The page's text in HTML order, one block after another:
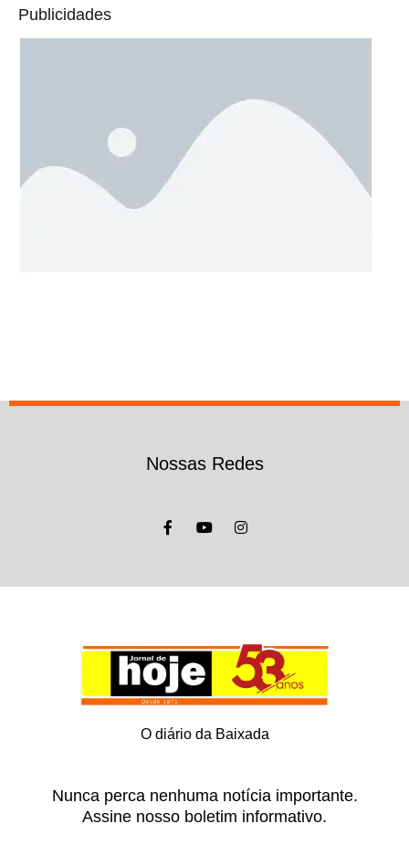
Publicidades
Nossas Redes
O diário da Baixada
Nunca perca nenhuma notícia importante.
Assine nosso boletim informativo.